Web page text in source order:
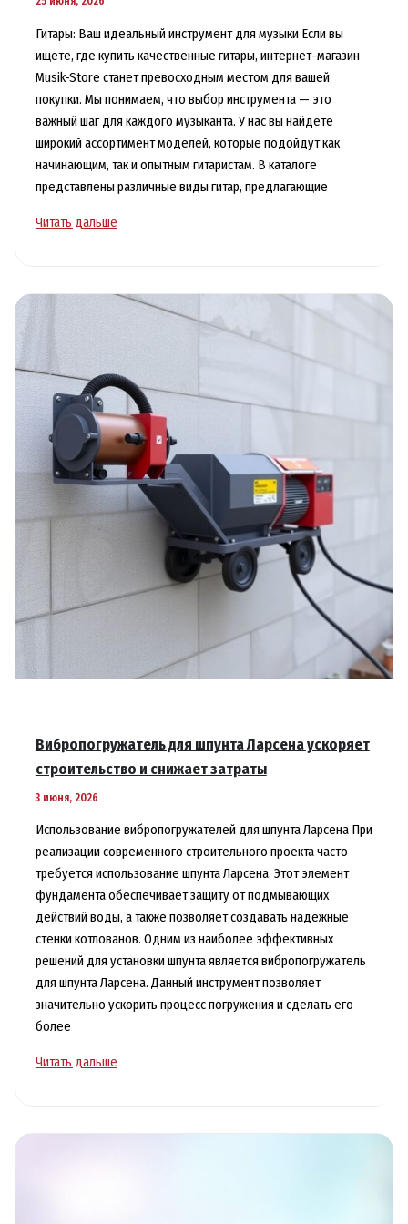
Гитары: Ваш идеальный инструмент для музыки Если вы
ищете, где купить качественные гитары, интернет-магазин
Musik-Store станет превосходным местом для вашей
покупки. Мы понимаем, что выбор инструмента — это
важный шаг для каждого музыканта. У нас вы найдете
широкий ассортимент моделей, которые подойдут как
начинающим, так и опытным гитаристам. В каталоге
представлены различные виды гитар, предлагающие
Где
для
музыкантов
Читать дальше
Вибропогружатель для шпунта Ларсена ускоряет
строительство и снижает затраты
3 июня, 2026
Использование вибропогружателей для шпунта Ларсена При
реализации современного строительного проекта часто
требуется использование шпунта Ларсена. Этот элемент
фундамента обеспечивает защиту от подмывающих
действий воды, а также позволяет создавать надежные
стенки котлованов. Одним из наиболее эффективных
решений для установки шпунта является вибропогружатель
для шпунта Ларсена. Данный инструмент позволяет
значительно ускорить процесс погружения и сделать его
более
Вибропогружатель
Читать дальше